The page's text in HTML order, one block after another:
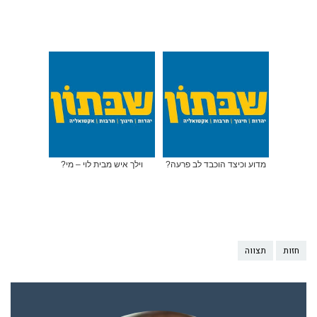
מדוע וכיצד הוכבד לב פרעה? וילך איש מבית לוי – מי?
חזות תצווה